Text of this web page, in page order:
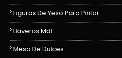
Figuras De Yeso Para Pintar
Llaveros Mdf
Mesa De Dulces